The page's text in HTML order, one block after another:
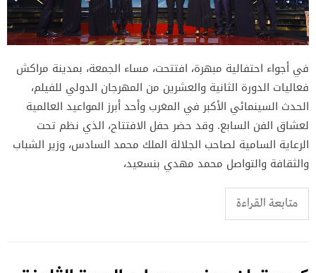
في أجواء احتفالية مبهرة، افتتحت، مساء الجمعة، بمدينة مراكش
فعاليات الدورة الثانية والعشرين من المهرجان الدولي للفيلم،
الحدث السينمائي الأكبر في المغرب وأحد أبرز المواعيد العالمية
لعشاق الفن السابع. وقد حضر حفل الافتتاح، الذي نظم تحت
الرعاية السامية لصاحب الجلالة الملك محمد السادس، وزير الشباب
والثقافة والتواصل محمد مهدي بنسعيد،
متابعة القراءة